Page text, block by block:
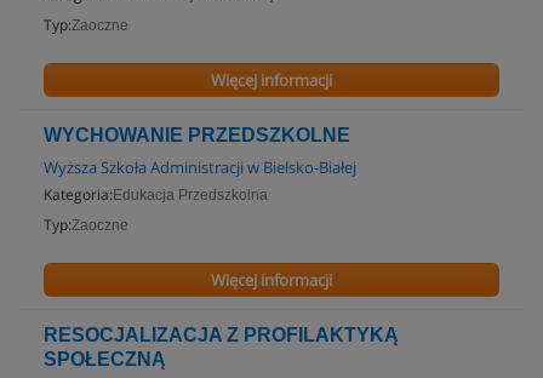
Typ:Zaoczne
Więcej informacji
WYCHOWANIE PRZEDSZKOLNE
Wyższa Szkoła Administracji w Bielsko-Białej
Kategoria: Edukacja Przedszkolna
Typ:Zaoczne
Więcej informacji
RESOCJALIZACJA Z PROFILAKTYKĄ
SPOŁECZNĄ